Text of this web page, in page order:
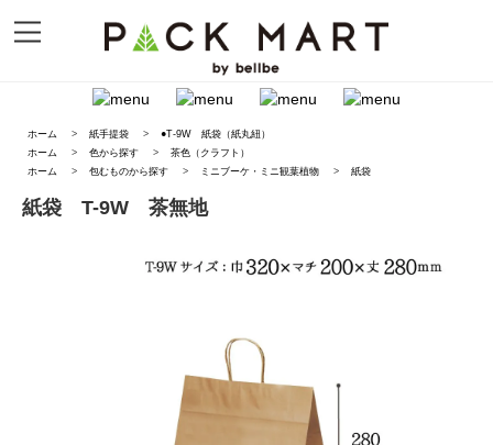
ホーム > 紙手提袋 >
●T-9W 紙袋（紙丸紐）
ホーム
> 色から探す >
茶色（クラフト）
ホーム
> 包むものから探す > ミニブーケ・ミニ観葉植物 > 紙袋
紙袋 T-9W 茶無地